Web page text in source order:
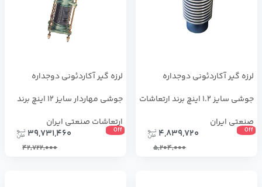
لرزه گیر آکاردئونی دوجداره
جوشی سایز 1.2 اینچ برند ارتعاشات
صنعتی ایران
Off
4,839,720
5,204,000
لرزه گیر آکاردئونی دوجداره
جوشی مهاردار سایز 12 اینچ برند
ارتعاشات صنعتی ایران
Off
39,731,460
42,722,000